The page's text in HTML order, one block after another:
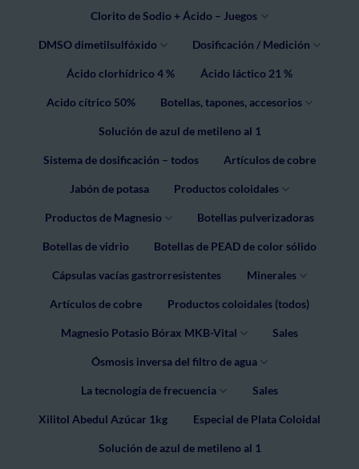
Clorito de Sodio + Ácido – Juegos
DMSO dimetilsulfóxido Dosificación / Medición
Ácido clorhídrico 4 % Ácido láctico 21 %
Acido cítrico 50% Botellas, tapones, accesorios
Solución de azul de metileno al 1
Sistema de dosificación – todos Artículos de cobre
Jabón de potasa Productos coloidales
Productos de Magnesio Botellas pulverizadoras
Botellas de vidrio Botellas de PEAD de color sólido
Cápsulas vacías gastrorresistentes Minerales
Artículos de cobre Productos coloidales (todos)
Magnesio Potasio Bórax MKB-Vital Sales
Ósmosis inversa del filtro de agua
La tecnología de frecuencia Sales
Xilitol Abedul Azúcar 1kg Especial de Plata Coloidal
Solución de azul de metileno al 1